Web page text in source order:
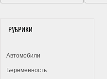
РУБРИКИ
Автомобили
Беременность